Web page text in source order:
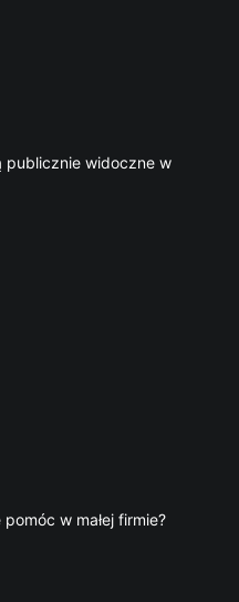
publicznie widoczne w
w małej firmie?